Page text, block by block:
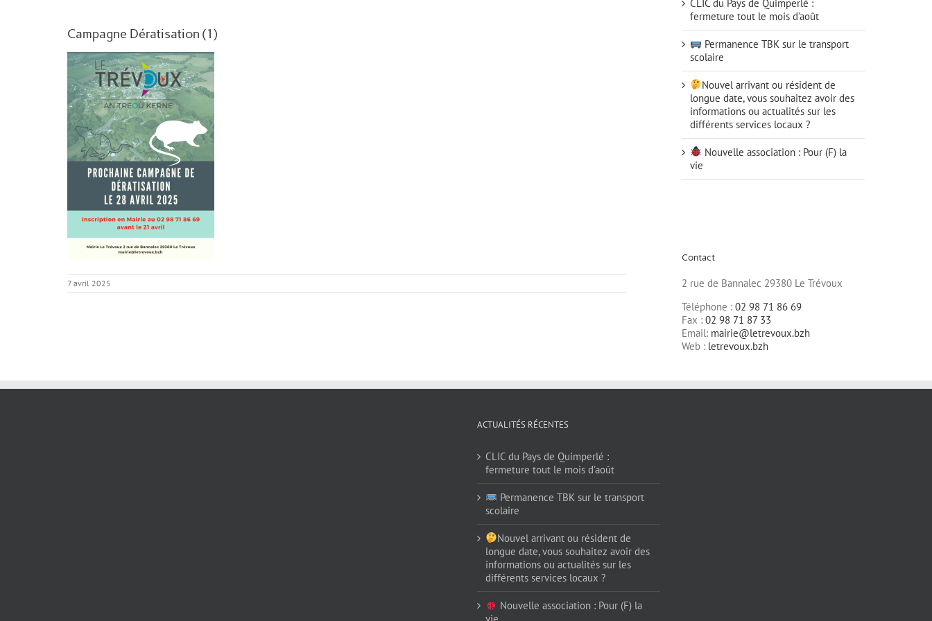
Campagne Dératisation (1)
7 avril 2025
CLIC du Pays de Quimperlé :
fermeture tout le mois d’août
Permanence TBK sur le transport
scolaire
Nouvel arrivant ou résident de
longue date, vous souhaitez avoir des
informations ou actualités sur les
différents services locaux ?
Nouvelle association : Pour (F) la
vie
Contact
2 rue de Bannalec 29380 Le Trévoux
Téléphone : 02 98 71 86 69
Fax : 02 98 71 87 33
Email: mairie@letrevoux.bzh
Web : letrevoux.bzh
ACTUALITÉS RÉCENTES
CLIC du Pays de Quimperlé :
fermeture tout le mois d’août
Permanence TBK sur le transport
scolaire
Nouvel arrivant ou résident de
longue date, vous souhaitez avoir des
informations ou actualités sur les
différents services locaux ?
Nouvelle association : Pour (F) la